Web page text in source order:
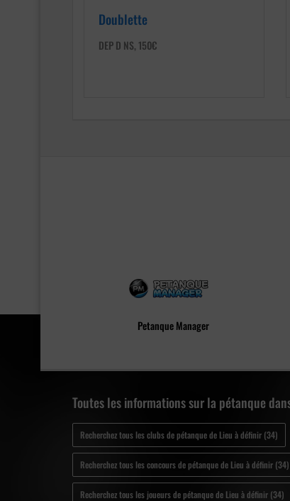
Doublette
DEP D NS, 150€
Petanque Manager
Toutes les informations sur la pétanque
Recherchez tous les clubs de pétanque de Lieu à définir (34)
Recherchez tous les concours de pétanque de Lieu à définir (34)
Recherchez tous les joueurs de pétanque de Lieu à définir (34)